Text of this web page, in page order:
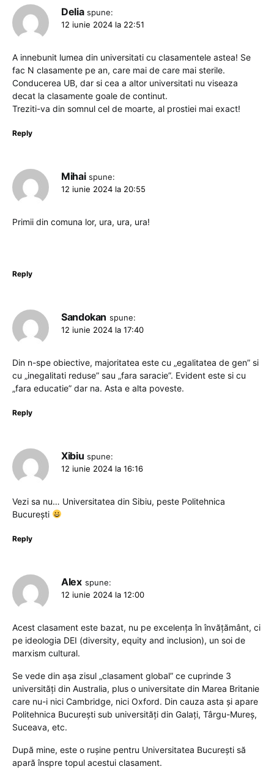
Delia spune:
12 iunie 2024 la 22:51
A innebunit lumea din universitati cu clasamentele astea! Se
fac N clasamente pe an, care mai de care mai sterile.
Conducerea UB, dar si cea a altor universitati nu viseaza
decat la clasamente goale de continut.
Treziti-va din somnul cel de moarte, al prostiei mai exact!
Reply
Mihai spune:
12 iunie 2024 la 20:55
Primii din comuna lor, ura, ura, ura!
Reply
Sandokan spune:
12 iunie 2024 la 17:40
Din n-spe obiective, majoritatea este cu „egalitatea de gen” si
cu „inegalitati reduse” sau „fara saracie”. Evident este si cu
„fara educatie” dar na. Asta e alta poveste.
Reply
Xibiu spune:
12 iunie 2024 la 16:16
Vezi sa nu… Universitatea din Sibiu, peste Politehnica
București
Reply
Alex spune:
12 iunie 2024 la 12:00
Acest clasament este bazat, nu pe excelența în învățământ, ci
pe ideologia DEI (diversity, equity and inclusion), un soi de
marxism cultural.
Se vede din așa zisul „clasament global” ce cuprinde 3
universități din Australia, plus o universitate din Marea Britanie
care nu-i nici Cambridge, nici Oxford. Din cauza asta și apare
Politehnica București sub universități din Galați, Târgu-Mureș,
Suceava, etc.
După mine, este o rușine pentru Universitatea București să
apară înspre topul acestui clasament.